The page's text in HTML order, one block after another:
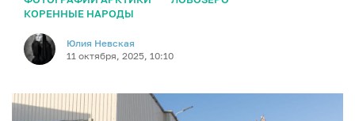
КОРЕННЫЕ НАРОДЫ
Юлия Невская
11 октября, 2025, 10:10